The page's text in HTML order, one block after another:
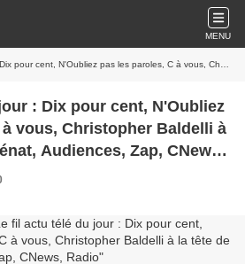
MENU
les paroles, C à vous, Christopher Baldelli à la tête de Public Sénat, Audiences, Zap, CNews, Radio
: Dix pour cent, N'Oubliez
vous, Christopher Baldelli à
Audiences, Zap, CNews,